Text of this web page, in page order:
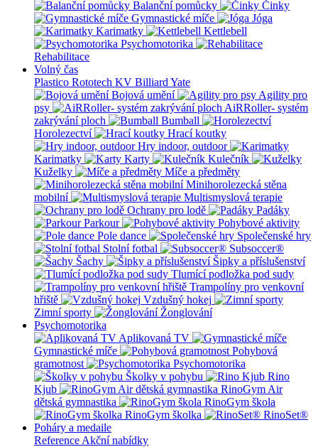
Balanční pomůcky
Činky
Gymnastické míče
Jóga
Karimatky
Kettlebell
Psychomotorika
Rehabilitace
Volný čas
Plastico Rototech KV Billiard Yate
Bojová umění
Agility pro
psy
AiRRoller- systém
zakrývání ploch
Bumball
Horolezectví
Hrací koutky
Hry indoor, outdoor
Karimatky
Karty
Kulečník
Kuželky
Míče a předměty
Minihorolezecká stěna
mobilní
Multismyslová terapie
Ochrany pro lodě
Padáky
Parkour
Pohybové aktivity
Pole dance
Společenské hry
Stolní fotbal
Subsoccer®
Šachy
Šipky a příslušenství
Tlumící podložka pod sudy
Trampolíny pro venkovní
hřiště
Vzdušný hokej
Zimní sporty
Žonglování
Psychomotorika
Aplikovaná TV
Gymnastické míče
Pohybová
gramotnost
Psychomotorika
Školky v pohybu
Rino
Kjub
RinoGym Air
dětská gymnastika
RinoGym škola
RinoGym školka
RinoSet®
Poháry a medaile
Reference Akční nabídky